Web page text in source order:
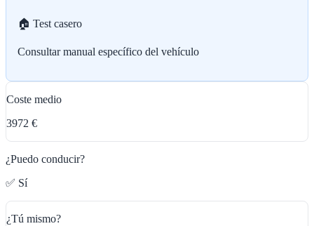
🏠 Test casero
Consultar manual específico del vehículo
Coste medio
3972 €
¿Puedo conducir?
✅ Sí
¿Tú mismo?